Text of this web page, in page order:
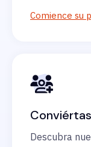
Comience su
Descubra